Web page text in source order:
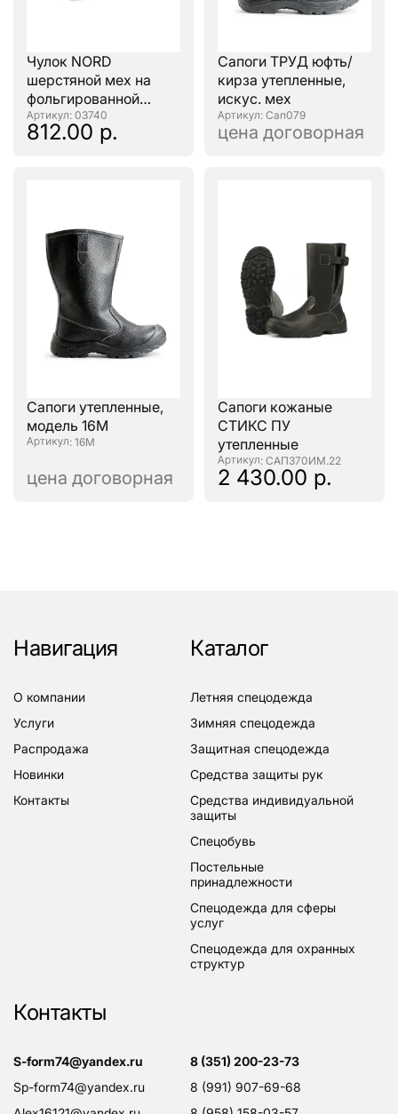
Чулок NORD
шерстяной мех на
фольгированной
основе: 03740
812.00 р.
Сапоги ТРУД юфть/
кирза утепленные,
искус. мех
: Сап079
цена договорная
Сапоги утепленные,
модель 16М
: 16М
цена договорная
Сапоги кожаные
СТИКС ПУ
утепленные
: САП370ИМ.22
2 430.00 р.
Навигация
о компании
услуги
распродажа
новинки
контакты
Каталог
летняя спецодежда
зимняя спецодежда
защитная спецодежда
средства защиты рук
средства индивидуальной
защиты
спецобувь
постельные
принадлежности
спецодежда для сферы
услуг
спецодежда для охранных
структур
Контакты
s-form74@yandex.ru
sp-form74@yandex.ru
8 (351) 200-23-73
8 (991) 907-69-68